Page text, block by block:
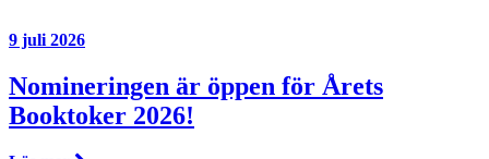
9 juli 2026
Nomineringen är öppen för Årets
Booktoker 2026!